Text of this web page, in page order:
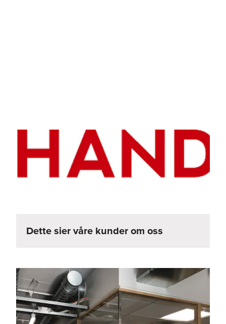
Dette sier våre kunder om oss